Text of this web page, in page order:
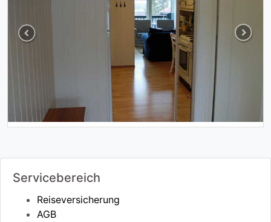
Previous Next
Servicebereich
Reiseversicherung
AGB